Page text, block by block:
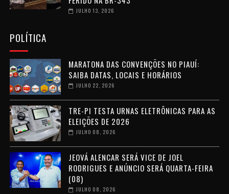
JULHO 13, 2026
POLÍTICA
MARATONA DAS CONVENÇÕES NO PIAUÍ:
SAIBA DATAS, LOCAIS E HORÁRIOS
JULHO 22, 2026
TRE-PI TESTA URNAS ELETRÔNICAS PARA AS
ELEIÇÕES DE 2026
JULHO 08, 2026
JEOVÁ ALENCAR SERÁ VICE DE JOEL
RODRIGUES E ANÚNCIO SERÁ QUARTA-FEIRA
(08)
JULHO 08, 2026